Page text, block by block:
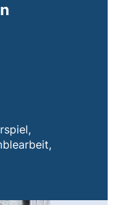
Ihr E-Mail-